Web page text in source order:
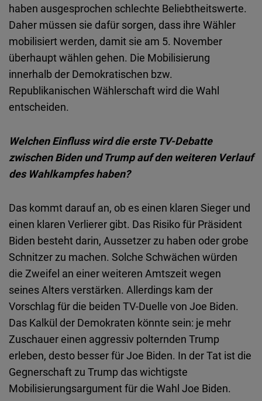
haben ausgesprochen schlechte Beliebtheitswerte.
Daher müssen sie dafür sorgen, dass ihre Wähler
mobilisiert werden, damit sie am 5. November
überhaupt wählen gehen. Die Mobilisierung
innerhalb der Demokratischen bzw.
Republikanischen Wählerschaft wird die Wahl
entscheiden.
Welchen Einfluss wird die erste TV-Debatte
zwischen Biden und Trump auf den weiteren Verlauf
des Wahlkampfes haben?
Das kommt darauf an, ob es einen klaren Sieger und
einen klaren Verlierer gibt. Das Risiko für Präsident
Biden besteht darin, Aussetzer zu haben oder grobe
Schnitzer zu machen. Solche Schwächen würden
die Zweifel an einer weiteren Amtszeit wegen
seines Alters verstärken. Allerdings kam der
Vorschlag für die beiden TV-Duelle von Joe Biden.
Das Kalkül der Demokraten könnte sein: je mehr
Zuschauer einen aggressiv polternden Trump
erleben, desto besser für Joe Biden. In der Tat ist die
Gegnerschaft zu Trump das wichtigste
Mobilisierungsargument für die Wahl Joe Biden.